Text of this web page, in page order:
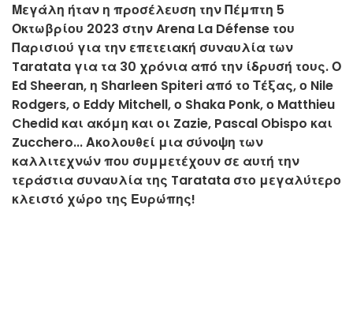
Μεγάλη ήταν η προσέλευση την Πέμπτη 5
Οκτωβρίου 2023 στην Arena La Défense του
Παρισιού για την επετειακή συναυλία των
Taratata για τα 30 χρόνια από την ίδρυσή τους. Ο
Ed Sheeran, η Sharleen Spiteri από το Τέξας, ο Nile
Rodgers, ο Eddy Mitchell, ο Shaka Ponk, ο Matthieu
Chedid και ακόμη και οι Zazie, Pascal Obispo και
Zucchero... Ακολουθεί μια σύνοψη των
καλλιτεχνών που συμμετέχουν σε αυτή την
τεράστια συναυλία της Taratata στο μεγαλύτερο
κλειστό χώρο της Ευρώπης!